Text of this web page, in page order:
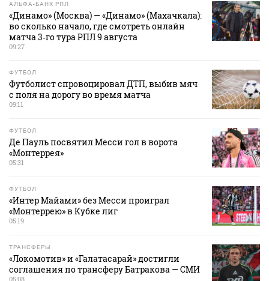
АЛЬФА-БАНК РПЛ
«Динамо» (Москва) — «Динамо» (Махачкала):
во сколько начало, где смотреть онлайн
матча 3‑го тура РПЛ 9 августа
09:27
ФУТБОЛ
Футболист спровоцировал ДТП, выбив мяч
с поля на дорогу во время матча
09:11
ФУТБОЛ
Де Пауль посвятил Месси гол в ворота
«Монтеррея»
05:31
ФУТБОЛ
«Интер Майами» без Месси проиграл
«Монтеррею» в Кубке лиг
05:19
ТРАНСФЕРЫ
«Локомотив» и «Галатасарай» достигли
соглашения по трансферу Батракова — СМИ
05:08